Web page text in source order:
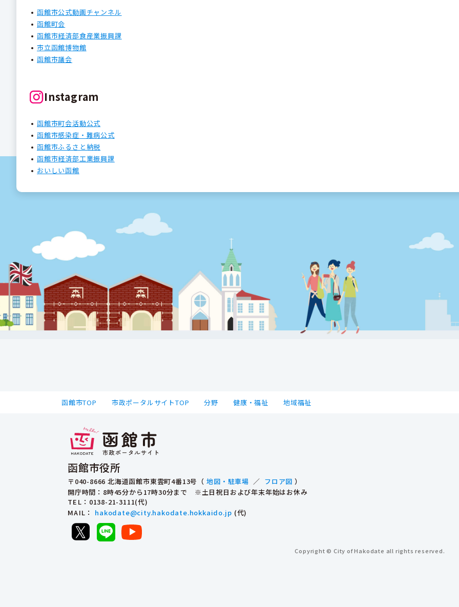
函館市公式動画チャンネル
函館町会
函館市経済部食産業振興課
市立函館博物館
函館市議会
Instagram
函館市町会活動公式
函館市感染症・難病公式
函館市ふるさと納税
函館市経済部工業振興課
おいしい函館
函館市TOP 市政ポータルサイトTOP 分野 健康・福祉 地域福祉
函館市役所
〒040-8666 北海道函館市東雲町4番13号（ 地図・駐車場 ／ フロア図 ）
開庁時間：8時45分から17時30分まで ※土日祝日および年末年始はお休み
TEL ：0138-21-3111(代)
MAIL ： hakodate@city.hakodate.hokkaido.jp (代)
Copyright © City of Hakodate all rights reserved.